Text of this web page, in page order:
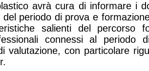
avrà cura di informare i
del periodo di prova e
salienti del percorso
connessi al periodo
valutazione, con particolare